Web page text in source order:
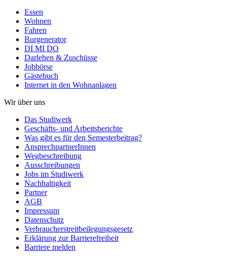
Essen
Wohnen
Fahren
Burgenerator
DI MI DO
Darlehen & Zuschüsse
Jobbörse
Gästebuch
Internet in den Wohnanlagen
Wir über uns
Das Studiwerk
Geschäfts- und Arbeitsberichte
Was gibt es für den Semesterbeitrag?
AnsprechpartnerInnen
Wegbeschreibung
Ausschreibungen
Jobs im Studiwerk
Nachhaltigkeit
Partner
AGB
Impressum
Datenschutz
Verbraucherstreitbeilegungsgesetz
Erklärung zur Barrierefreiheit
Barriere melden